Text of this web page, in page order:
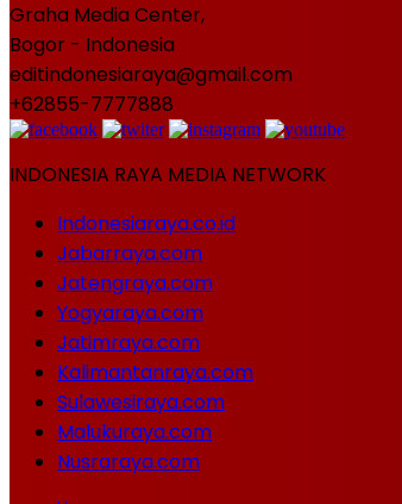
Graha Media Center,
Bogor - Indonesia
editindonesiaraya@gmail.com
+62855-7777888
INDONESIA RAYA MEDIA NETWORK
Indonesiaraya.co.id
Jabarraya.com
Jatengraya.com
Yogyaraya.com
Jatimraya.com
Kalimantanraya.com
Sulawesiraya.com
Malukuraya.com
Nusraraya.com